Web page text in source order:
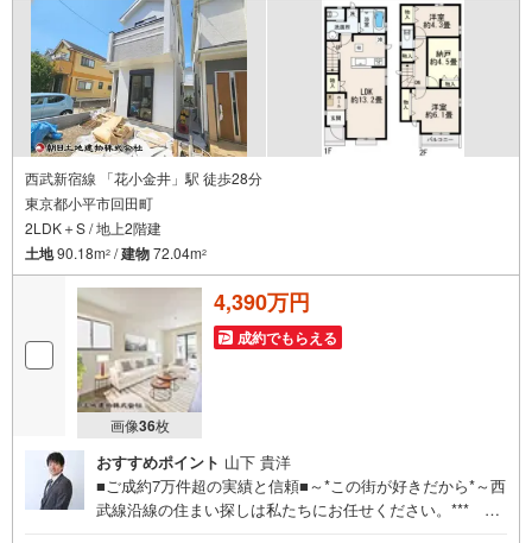
西武新宿線 「花小金井」駅 徒歩28分
東京都小平市回田町
2LDK＋S / 地上2階建
土地90.18m2 /建物72.04m2
画像36枚
4,390万円
成約でもらえる
おすすめポイント 山下 貴洋
■ご成約7万件超の実績と信頼■～*この街が好きだから*～西
武線沿線の住まい探しは私たちにお任せください。*** 住